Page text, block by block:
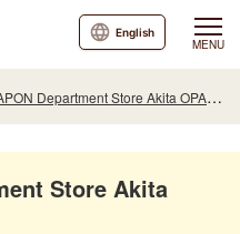
MENU
English
Department Store Akita OPA Store
Store Akita